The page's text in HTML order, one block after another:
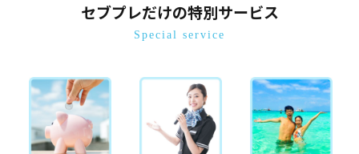
セブプレだけの特別サービス
Special service